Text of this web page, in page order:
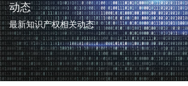
动态
最新知识产权相关动态